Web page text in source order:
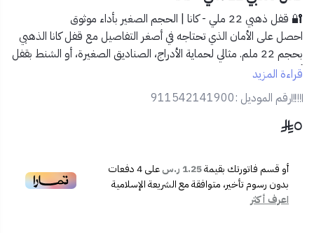
🔐 قفل ذهبي 22 ملي - كانا | الحجم الصغير بأداء موثوق
احصل على الأمان الذي تحتاجه في أصغر التفاصيل مع قفل كانا الذهبي
بحجم 22 ملم. مثالي لحماية الأدراج، الصناديق الصغيرة، أو الشنط بقفل
أنيق ومتين.
المميزات:
🟡 تصميم ذهبي مقاوم للصدأ
🔒 حجم صغير مثالي للاستخدامات الخفيفة
📦محتويات المنتج:
قفل كانا الذهبي 22 ملم
قراءة المزيد
رقم الموديل :911542141900
٥
أو قسم فاتورتك بقيمة1.25 ر.س على4دفعات
بدون رسوم تأخير، متوافقة مع الشريعة الإسلامية
اعرف أكثر